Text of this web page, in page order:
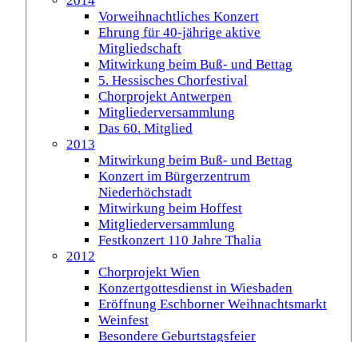
Vorweihnachtliches Konzert
Ehrung für 40-jährige aktive
Mitgliedschaft
Mitwirkung beim Buß- und Bettag
5. Hessisches Chorfestival
Chorprojekt Antwerpen
Mitgliederversammlung
Das 60. Mitglied
2013
Mitwirkung beim Buß- und Bettag
Konzert im Bürgerzentrum
Niederhöchstadt
Mitwirkung beim Hoffest
Mitgliederversammlung
Festkonzert 110 Jahre Thalia
2012
Chorprojekt Wien
Konzertgottesdienst in Wiesbaden
Eröffnung Eschborner Weihnachtsmarkt
Weinfest
Besondere Geburtstagsfeier